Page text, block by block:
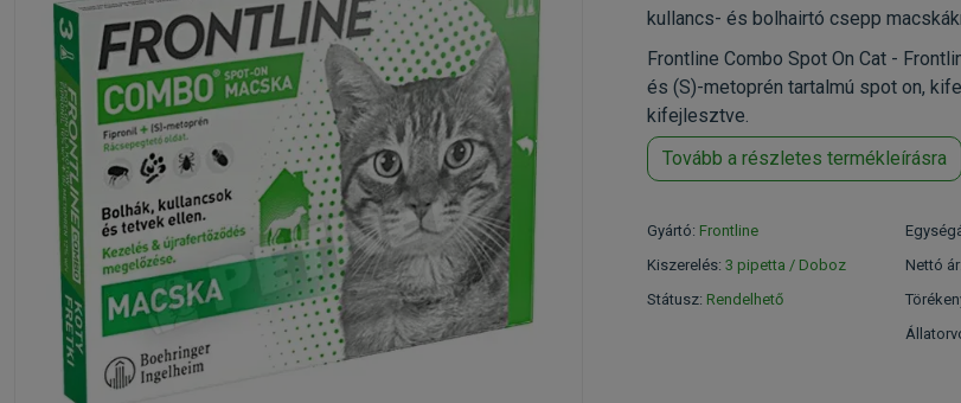
kullancs- és bolhairtó csepp
Frontline Combo Spot On Cat -
és (S)-metoprén tartalmú spot on,
kifejlesztve.
Tovább a részletes termékleírásra
Gyártó: Frontline
Kiszerelés: 3 pipetta / Doboz
Státusz: Rendelhető
Nettó ár: